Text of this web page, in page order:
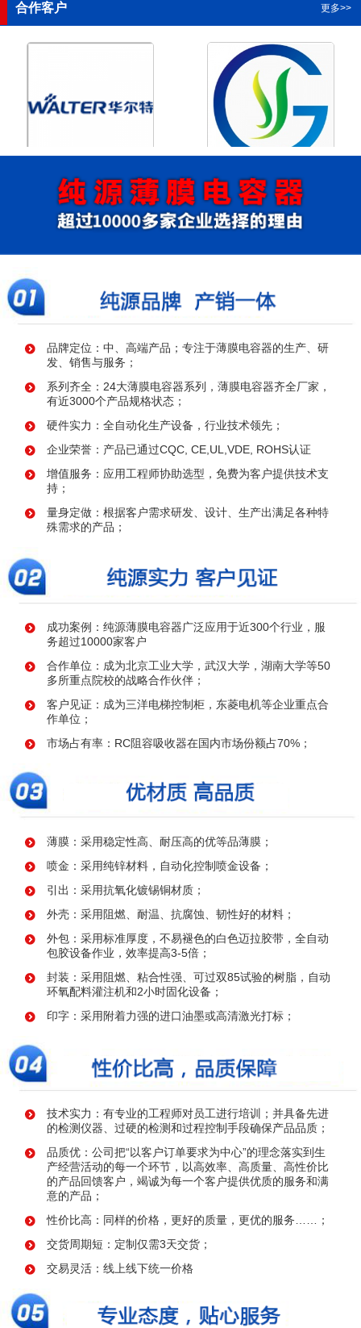
合作客户 更多>>
浙江华尔特机电股份有限公
司
浙江格瑶科技股份有限公司
品牌定位：中、高端产品；专注于薄膜电容器的生产、研
发、销售与服务；
系列齐全：24大薄膜电容器系列，薄膜电容器齐全厂家，
有近3000个产品规格状态；
硬件实力：全自动化生产设备，行业技术领先；
企业荣誉：产品已通过CQC, CE,UL,VDE, ROHS认证
增值服务：应用工程师协助选型，免费为客户提供技术支
持；
量身定做：根据客户需求研发、设计、生产出满足各种特
殊需求的产品；
成功案例：纯源薄膜电容器广泛应用于近300个行业，服
务超过10000家客户
合作单位：成为北京工业大学，武汉大学，湖南大学等50
多所重点院校的战略合作伙伴；
客户见证：成为三洋电梯控制柜，东菱电机等企业重点合
作单位；
市场占有率：RC阻容吸收器在国内市场份额占70%；
薄膜：采用稳定性高、耐压高的优等品薄膜；
喷金：采用纯锌材料，自动化控制喷金设备；
引出：采用抗氧化镀锡铜材质；
外壳：采用阻燃、耐温、抗腐蚀、韧性好的材料；
外包：采用标准厚度，不易褪色的白色迈拉胶带，全自动
包胶设备作业，效率提高3-5倍；
封装：采用阻燃、粘合性强、可过双85试验的树脂，自动
环氧配料灌注机和2小时固化设备；
印字：采用附着力强的进口油墨或高清激光打标；
技术实力：有专业的工程师对员工进行培训；并具备先进
的检测仪器、过硬的检测和过程控制手段确保产品品质；
品质优：公司把“以客户订单要求为中心”的理念落实到生
产经营活动的每一个环节，以高效率、高质量、高性价比
的产品回馈客户，竭诚为每一个客户提供优质的服务和满
意的产品；
性价比高：同样的价格，更好的质量，更优的服务……；
交货周期短：定制仅需3天交货；
交易灵活：线上线下统一价格